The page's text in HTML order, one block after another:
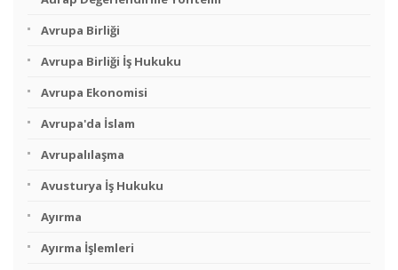
Avrupa Birliği
Avrupa Birliği İş Hukuku
Avrupa Ekonomisi
Avrupa'da İslam
Avrupalılaşma
Avusturya İş Hukuku
Ayırma
Ayırma İşlemleri